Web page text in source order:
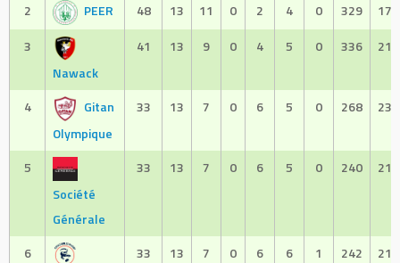
2
PEER 48 13 11 0 2 4 0 329
170
3
Nawack
41 13 9 0 4 5 0 336 219
4
Gitan
Olympique
33 13 7 0 6 5 0 268 235
5
Société
Générale
33 13 7 0 6 5 0 240 215
6
33 13 7 0 6 6 1 242 219